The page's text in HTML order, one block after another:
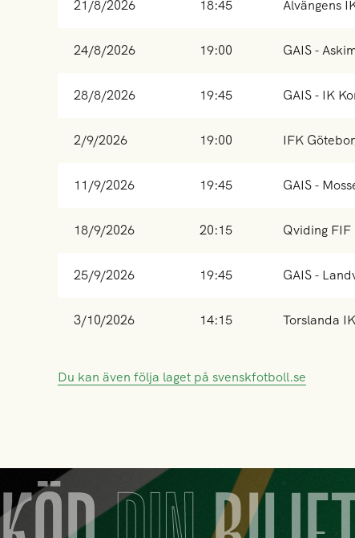
21/8/2026 18:45 Älvängens
24/8/2026 19:00 GAIS -
28/8/2026 19:45 GAIS - IK
2/9/2026 19:00 IFK
11/9/2026 19:45 GAIS -
18/9/2026 20:15 Qviding FIF
25/9/2026 19:45 GAIS -
3/10/2026 14:15 Torslanda
Du kan även följa laget på svenskfotboll.se